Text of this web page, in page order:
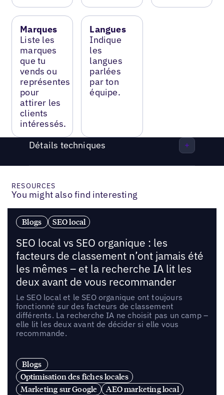
Marques
Liste les
marques
que tu
vends ou
représentes
pour
attirer les
clients
intéressés.
Langues
Indique
les
langues
parlées
par ton
équipe.
Détails techniques
RESOURCES
You might also find interesting
Blogs SEO local
SEO local vs SEO organique : les
facteurs de classement n’ont jamais été
les mêmes – et la recherche IA lit les
deux avant de vous recommander
Le SEO local et le SEO organique ont toujours
fonctionné sur des facteurs de classement
différents. La recherche IA ne choisit pas un camp –
elle lit les deux avant de décider si elle vous
recommande.
Blogs
Optimisation des fiches locales
Marketing sur Google
AEO marketing local